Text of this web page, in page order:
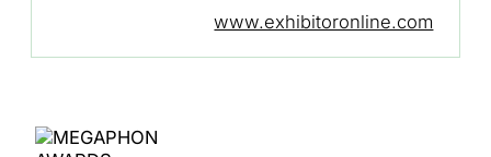
www.exhibitoronline.com